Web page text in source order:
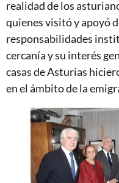
realidad de los
quienes visitó y apoyó
responsabilidades
cercanía y su interés
casas de Asturias
en el ámbito de la